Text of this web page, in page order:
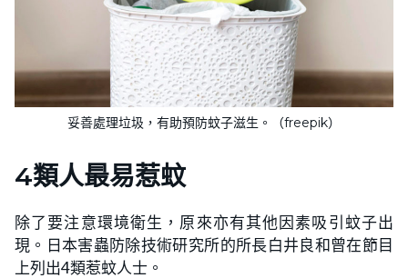
妥善處理垃圾，有助預防蚊子滋生。（freepik）
4類人最易惹蚊
除了要注意環境衛生，原來亦有其他因素吸引蚊子出
現。日本害蟲防除技術研究所的所長白井良和曾在節目
上列出4類惹蚊人士。